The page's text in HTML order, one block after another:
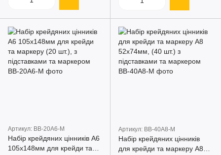
Артикул: BB-20A6-M
Набір крейдяних цінників А6
105х148мм для крейди та
Артикул: BB-40A8-M
Набір крейдяних цінників
для крейди та маркеру А8